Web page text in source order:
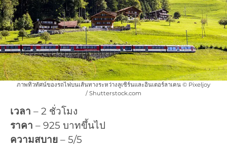
ภาพทิวทัศน์ของรถไฟบนเส้นทางระหว่างลูเซิร์นและอินเตอร์ลาเคน © Pixeljoy
/ Shutterstock.com
เวลา – 2 ชั่วโมง
ราคา – 925 บาทขึ้นไป
ความสบาย – 5/5